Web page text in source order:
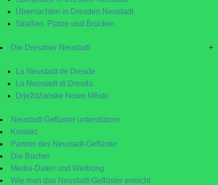
Übernachten in Dresden Neustadt
Straßen, Plätze und Brücken
Die Dresdner Neustadt +
La Neustadt de Dresde
La Neustadt di Dresda
Drježdźanske Nowe Město
Neustadt-Geflüster unterstützen
Kontakt
Partner des Neustadt-Geflüster
Die Bücher
Media-Daten und Werbung
Wie man das Neustadt-Geflüster erreicht